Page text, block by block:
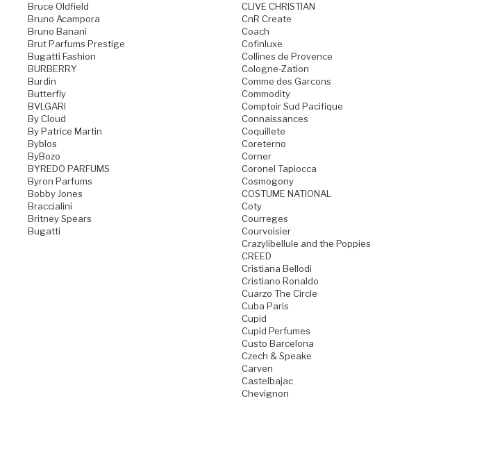
Bruce Oldfield
Bruno Acampora
Bruno Banani
Brut Parfums Prestige
Bugatti Fashion
BURBERRY
Burdin
Butterfly
BVLGARI
By Cloud
By Patrice Martin
Byblos
ByBozo
BYREDO PARFUMS
Byron Parfums
Bobby Jones
Braccialini
Britney Spears
Bugatti
CLIVE CHRISTIAN
CnR Create
Coach
Cofinluxe
Collines de Provence
Cologne-Zation
Comme des Garcons
Commodity
Comptoir Sud Pacifique
Connaissances
Coquillete
Coreterno
Corner
Coronel Tapiocca
Cosmogony
COSTUME NATIONAL
Coty
Courreges
Courvoisier
Crazylibellule and the Poppies
CREED
Cristiana Bellodi
Cristiano Ronaldo
Cuarzo The Circle
Cuba Paris
Cupid
Cupid Perfumes
Custo Barcelona
Czech & Speake
Carven
Castelbajac
Chevignon